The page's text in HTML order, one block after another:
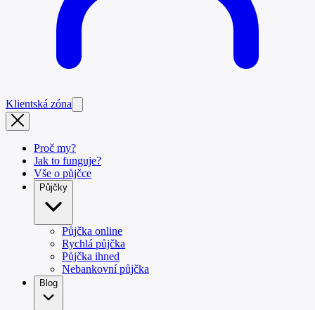
Klientská zóna
Proč my?
Jak to funguje?
Vše o půjčce
Půjčky
Půjčka online
Rychlá půjčka
Půjčka ihned
Nebankovní půjčka
Blog